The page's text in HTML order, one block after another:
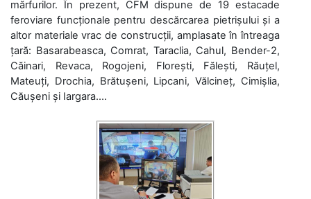
mărfurilor. În prezent, CFM dispune de 19 estacade
feroviare funcționale pentru descărcarea pietrișului și a
altor materiale vrac de construcții, amplasate în întreaga
țară: Basarabeasca, Comrat, Taraclia, Cahul, Bender-2,
Căinari, Revaca, Rogojeni, Florești, Fălești, Răuțel,
Mateuți, Drochia, Brătușeni, Lipcani, Vălcineț, Cimișlia,
Căușeni și Iargara....